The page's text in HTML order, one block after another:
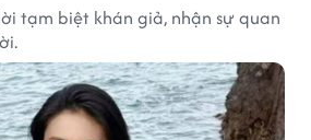
tạm biệt khán giả, nhận sự quan